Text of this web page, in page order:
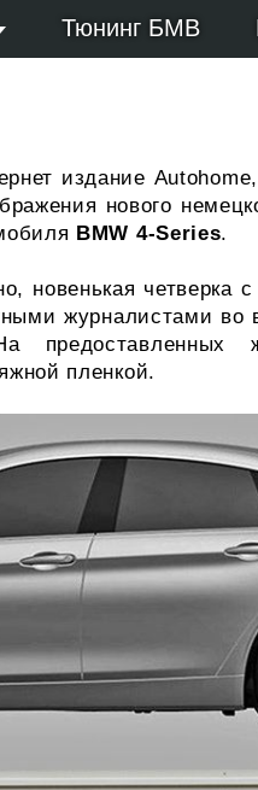
Тюнинг БМВ
издание
нового
BMW 4-Series.
новенькая четверка
журналистами во
предоставленных
пленкой.